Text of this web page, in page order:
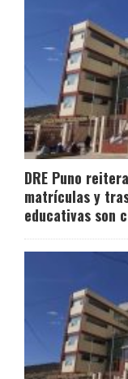
DRE Puno
matrículas y
educativas son